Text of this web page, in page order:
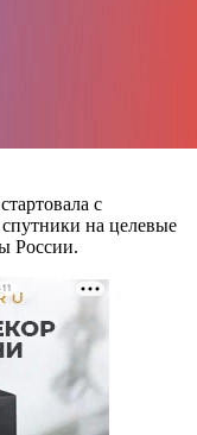
с
на целевые
России.